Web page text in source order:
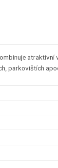
atraktivní
parkovištích